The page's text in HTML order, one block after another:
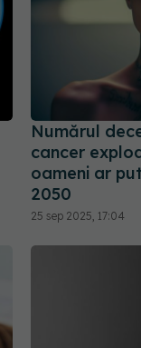
Numărul
cancer
oameni ar
2050
25 sep 2025, 17:04